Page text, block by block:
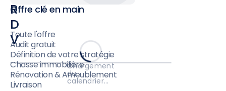
R
D
V
Chargement
du
calendrier…
Offre clé en main
Toute l'offre
Audit gratuit
Définition de votre stratégie
Chasse immobilière
Rénovation & Ameublement
Livraison